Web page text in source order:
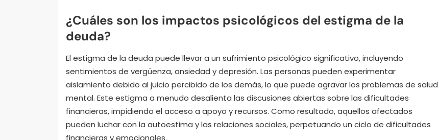
¿Cuáles son los impactos psicológicos del estigma de la
deuda?
El estigma de la deuda puede llevar a un sufrimiento psicológico significativo, incluyendo
sentimientos de vergüenza, ansiedad y depresión. Las personas pueden experimentar
aislamiento debido al juicio percibido de los demás, lo que puede agravar los problemas de salud
mental. Este estigma a menudo desalienta las discusiones abiertas sobre las dificultades
financieras, impidiendo el acceso a apoyo y recursos. Como resultado, aquellos afectados
pueden luchar con la autoestima y las relaciones sociales, perpetuando un ciclo de dificultades
financieras y emocionales.